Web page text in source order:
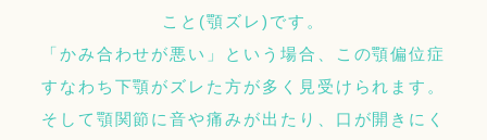
こと(顎ズレ)です。
「かみ合わせが悪い」という場合、この顎偏位症
すなわち下顎がズレた方が多く見受けられます。
そして顎関節に音や痛みが出たり、口が開きにく